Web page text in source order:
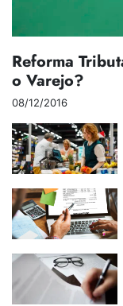
Reforma
o Varejo?
08/12/2016